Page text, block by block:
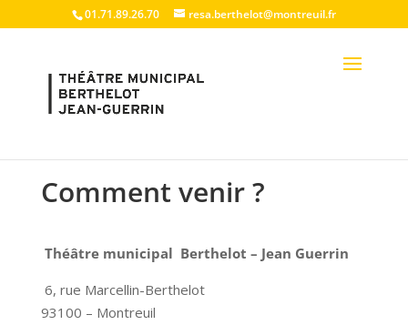
01.71.89.26.70 resa.berthelot@montreuil.fr
Comment venir ?
Théâtre municipal Berthelot – Jean Guerrin
6, rue Marcellin-Berthelot
93100 – Montreuil